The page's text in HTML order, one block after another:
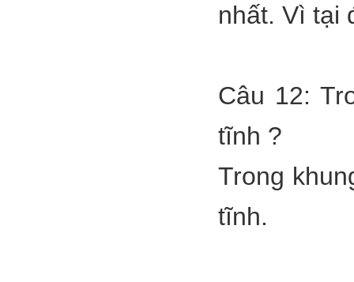
nhất. Vì tại
Câu 12:
tĩnh ?
Trong
tĩnh.